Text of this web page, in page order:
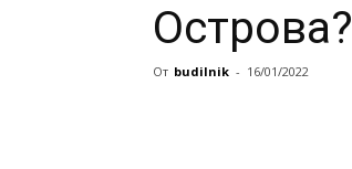
Острова?
От budilnik - 16/01/2022